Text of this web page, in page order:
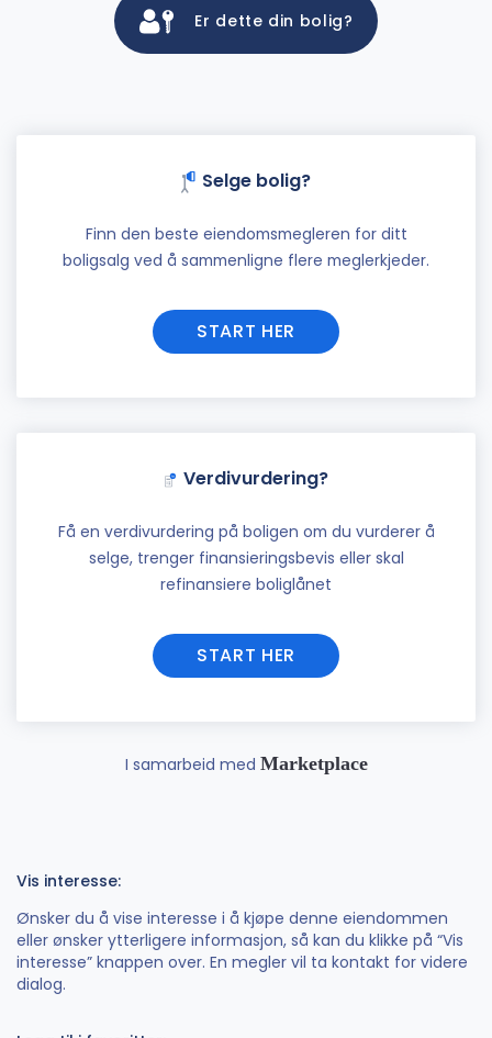
Er dette din bolig?
Selge bolig?
Finn den beste eiendomsmegleren for ditt
boligsalg ved å sammenligne flere meglerkjeder.
START HER
Verdivurdering?
Få en verdivurdering på boligen om du vurderer å
selge, trenger finansieringsbevis eller skal
refinansiere boliglånet
START HER
I samarbeid med Marketplace
Vis interesse:
Ønsker du å vise interesse i å kjøpe denne eiendommen
eller ønsker ytterligere informasjon, så kan du klikke på “Vis
interesse” knappen over. En megler vil ta kontakt for videre
dialog.